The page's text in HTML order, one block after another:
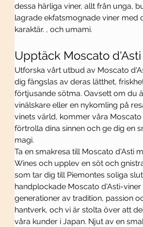
dessa härliga viner, allt från unga,
lagrade ekfatsmognade viner med
karaktär. , och umami.
Upptäck Moscato d'Asti
Utforska vårt utbud av Moscato
dig fängslas av deras lätthet,
förtjusande sötma. Oavsett om du
vinälskare eller en nykomling på
vinets värld, kommer våra
förtrolla dina sinnen och ge dig en
magi.
Ta en smakresa till Moscato d'Asti
Wines och upplev en söt och
som tar dig till Piemontes soliga
handplockade Moscato d'Asti-
generationer av tradition, passion
hantverk, och vi är stolta över att
våra kunder i Japan. Njut av en